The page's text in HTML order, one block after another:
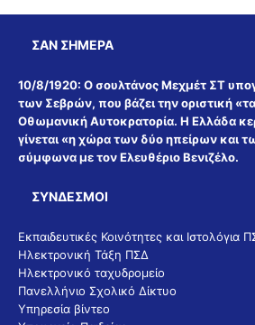
ΣΑΝ ΣΉΜΕΡΑ
10/8/1920: Ο σουλτάνος Μεχμέτ ΣΤ
των Σεβρών, που βάζει την οριστική
Οθωμανική Αυτοκρατορία. Η Ελλάδα
γίνεται «η χώρα των δύο ηπείρων και
σύμφωνα με τον Ελευθέριο Βενιζέλο.
ΣΎΝΔΕΣΜΟΙ
Εκπαιδευτικές Κοινότητες και Ιστολόγια
Ηλεκτρονική Τάξη ΠΣΔ
Ηλεκτρονικό ταχυδρομείο
Πανελλήνιο Σχολικό Δίκτυο
Υπηρεσία βίντεο